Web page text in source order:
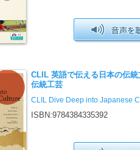
CLIL 英語で伝える日本の伝統
伝統工芸
CLIL Dive Deep into Japanese
ISBN:9784384335392